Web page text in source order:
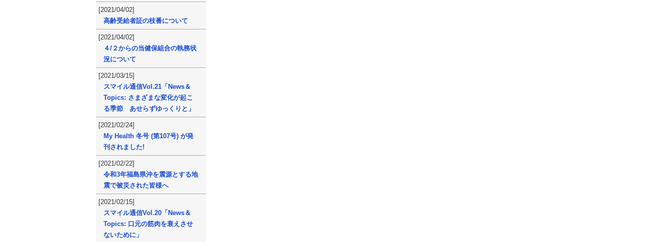
[2021/04/02]
高齢受給者証の枝番について
[2021/04/02]
４/２からの当健保組合の執務状
況について
[2021/03/15]
スマイル通信Vol.21「News＆
Topics: さまざまな変化が起こ
る季節 あせらずゆっくりと」
[2021/02/24]
My Health 冬号 (第107号) が発
刊されました!
[2021/02/22]
令和3年福島県沖を震源とする地
震で被災された皆様へ
[2021/02/15]
スマイル通信Vol.20「News＆
Topics: 口元の筋肉を衰えさせ
ないために」